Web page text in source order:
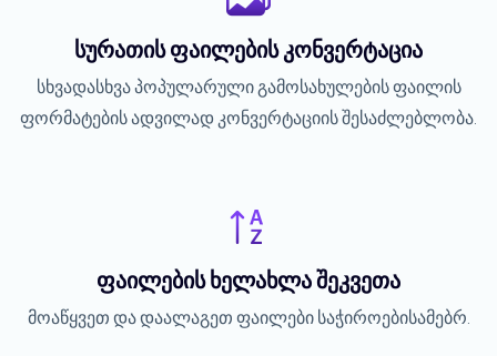
სურათის ფაილების კონვერტაცია
სხვადასხვა პოპულარული გამოსახულების ფაილის
ფორმატების ადვილად კონვერტაციის შესაძლებლობა.
ფაილების ხელახლა შეკვეთა
მოაწყვეთ და დაალაგეთ ფაილები საჭიროებისამებრ.